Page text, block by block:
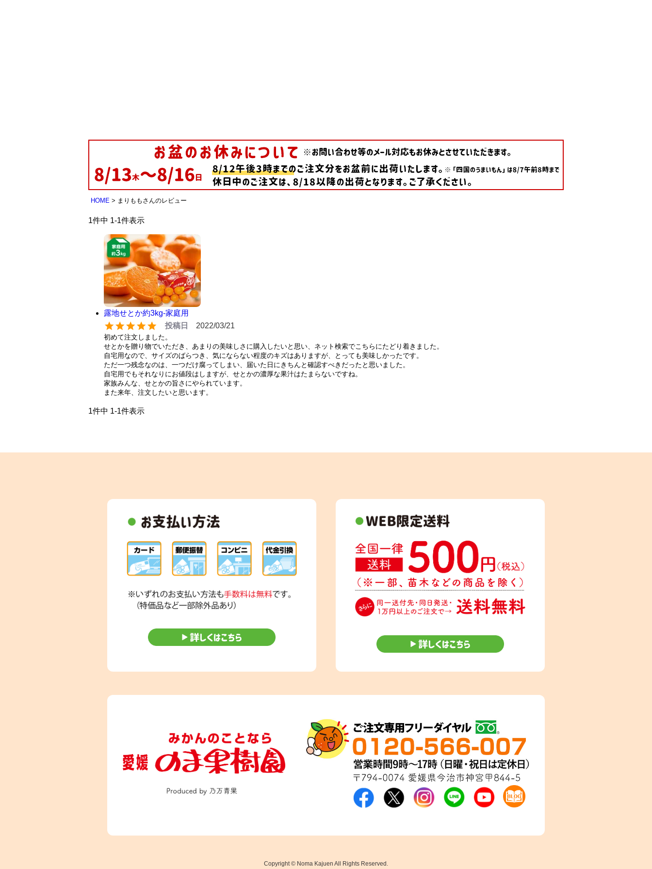
HOME まりももさんのレビュー
1件中 1-1件表示
露地せとか約3kg-家庭用
投稿日
2022/03/21
初めて注文しました。
せとかを贈り物でいただき、あまりの美味しさに購入したいと思い、ネット検索でこちらにたどり着きました。
自宅用なので、サイズのばらつき、気にならない程度のキズはありますが、とっても美味しかったです。
ただ一つ残念なのは、一つだけ腐ってしまい、届いた日にきちんと確認すべきだったと思いました。
自宅用でもそれなりにお値段はしますが、せとかの濃厚な果汁はたまらないですね。
家族みんな、せとかの旨さにやられています。
また来年、注文したいと思います。
1件中 1-1件表示
Copyright © Noma Kajuen All Rights Reserved.